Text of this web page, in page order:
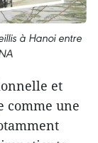
à Hanoi entre
et
comme une